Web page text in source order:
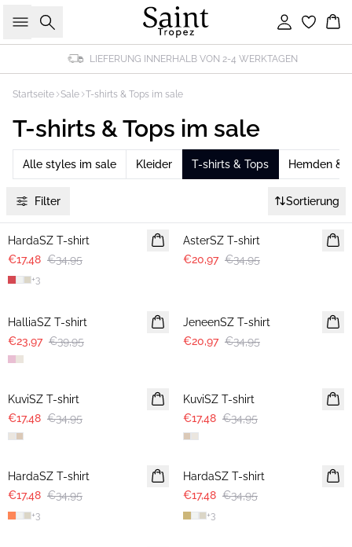
Suche Einloggen
LIEFERUNG INNERHALB VON 2-4 WERKTAGEN
Startseite Sale T-shirts & Tops im sale
T-shirts & Tops im sale
Alle styles im sale Kleider T-shirts & Tops Hemden &
Filter Sortierung
-50%
HardaSZ T-shirt
€17,48 €34,95
+3
AsterSZ T-shirt
€20,97 €34,95
HalliaSZ T-shirt
€23,97 €39,95
JeneenSZ T-shirt
€20,97 €34,95
-50%
KuviSZ T-shirt
€17,48 €34,95
KuviSZ T-shirt
€17,48 €34,95
-50%
HardaSZ T-shirt
€17,48 €34,95
+3
-50%
HardaSZ T-shirt
€17,48 €34,95
+3